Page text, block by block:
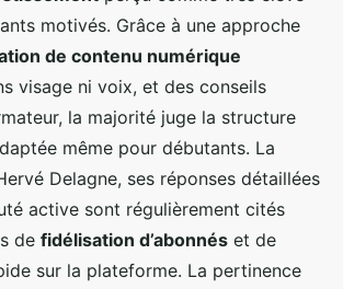
motivés. Grâce à une approche
de contenu numérique
visage ni voix, et des conseils
la majorité juge la structure
même pour débutants. La
Delagne, ses réponses détaillées
active sont régulièrement cités
de fidélisation d’abonnés et de
sur la plateforme. La pertinence